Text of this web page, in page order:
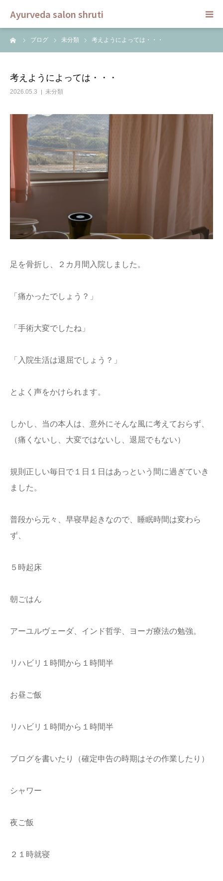
Ayurveda salon shruti
ブログ 未分類 考えようによっては・・・
考えようによっては・・・
2026.05.3 未分類
足を骨折し、２カ月間入院しました。
「痛かったでしょう？」
「手術大変でしたね」
「入院生活は退屈でしょう？」
とよく声をかけられます。
しかし、当の本人は、意外にそんな風に考えておらず、
（痛くないし、大変ではないし、退屈でもない）
規則正しい毎日で１日１日はあっという間に過ぎていき
ました。
普段から元々、早寝早起きなので、睡眠時間は変わら
ず、
５時起床
朝ごはん
アーユルヴェーダ、インド哲学、ヨーガ療法の勉強。
リハビリ１時間から１時間半
お昼ご飯
リハビリ１時間から１時間半
ブログを書いたり（確定申告の時期はその作業したり）
シャワー
夜ご飯
２１時就寝
HOME
ご予約
セラピスト
ブログ